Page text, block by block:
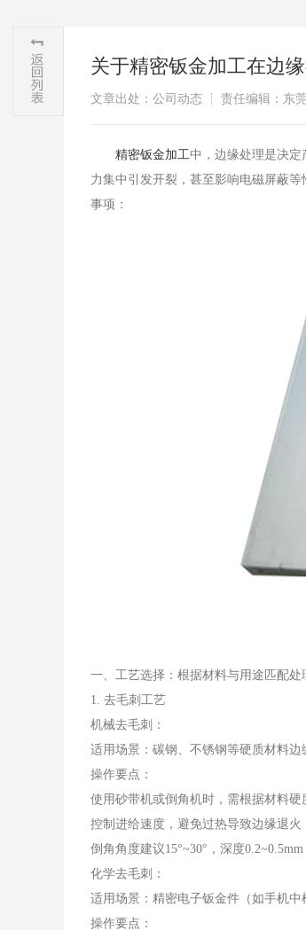
关于精密钣金加工在边
文章出处：公司动态 责任编辑：东
​精密钣金加工中，边缘处理是决定
力集中引发开裂，甚至影响电磁屏蔽
事项：
一、工艺选择：根据材料与用途匹配处
1. 去毛刺工艺
机械去毛刺：
适用场景：碳钢、不锈钢等硬质材料边
操作要点：
使用砂带机或倒角机时，需根据材料硬
控制进给速度，避免过热导致边缘退火
倒角角度建议15°~30°，深度
化学去毛刺：
适用场景：精密电子钣金件（如手机中
操作要点：